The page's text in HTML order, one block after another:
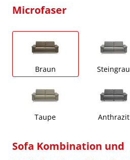
Microfaser
Braun Steingrau
Taupe Anthrazit
Sofa Kombination und